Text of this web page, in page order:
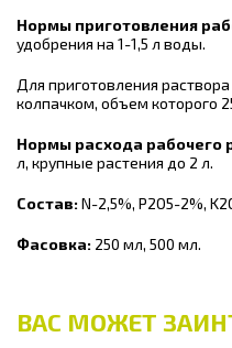
Нормы приготовления
удобрения на 1-1,5 л воды.
Для приготовления
колпачком, объем которого
Нормы расхода рабочего
л, крупные растения до 2 л.
Состав:N-2,5%, P2O5-2%,
Фасовка: 250 мл, 500 мл.
ВАС МОЖЕТ